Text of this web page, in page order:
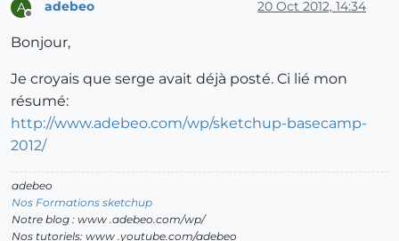
A
Offline
adebeo 20 Oct 2012, 14:34
Bonjour,
Je croyais que serge avait déjà posté. Ci lié mon
résumé:
http://www.adebeo.com/wp/sketchup-basecamp-
2012/
adebeo
Nos Formations sketchup
Notre blog : www .adebeo.com/wp/
Nos tutoriels: www .youtube.com/adebeo